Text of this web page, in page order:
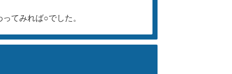
てみれば○でした。